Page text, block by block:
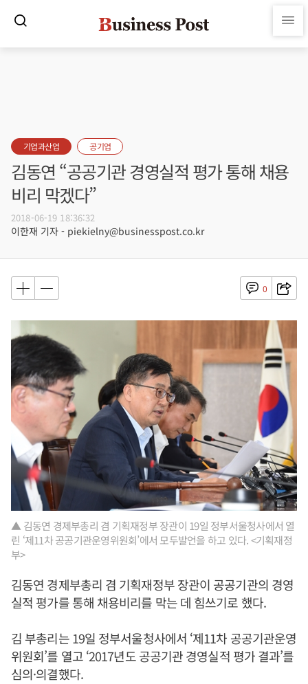
기업과산업 공기업
김동연 “공공기관 경영실적 평가 통해 채용
비리 막겠다”
2018-06-19 18:36:32
이한재 기자 - piekielny@businesspost.co.kr
0
▲ 김동연 경제부총리 겸 기획재정부 장관이 19일 정부서울청사에서 열
린 ‘제11차 공공기관운영위원회’에서 모두발언을 하고 있다. <기획재정
부>
김동연 경제부총리 겸 기획재정부 장관이 공공기관의 경영
실적 평가를 통해 채용비리를 막는 데 힘쓰기로 했다.
김 부총리는 19일 정부서울청사에서 ‘제11차 공공기관운영
위원회’를 열고 ‘2017년도 공공기관 경영실적 평가 결과’를
심의·의결했다.